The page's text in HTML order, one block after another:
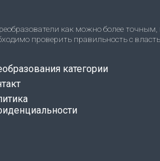
как можно более
проверить правильность с
категории